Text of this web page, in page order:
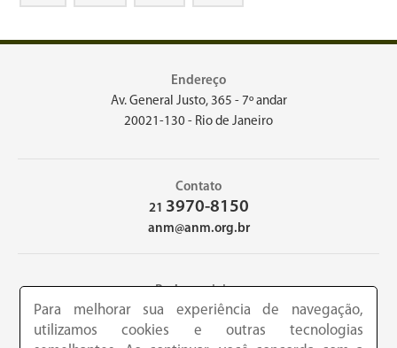
Endereço
Av. General Justo, 365 - 7º andar
20021-130 - Rio de Janeiro
Contato
21 3970-8150
anm@anm.org.br
Redes sociais
Para melhorar sua experiência de navegação,
utilizamos cookies e outras tecnologias